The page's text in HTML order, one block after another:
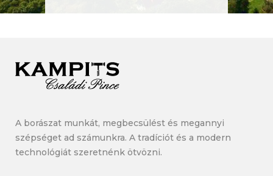
A borászat munkát, megbecsülést és megannyi
szépséget ad számunkra. A tradíciót és a modern
technológiát szeretnénk ötvözni.